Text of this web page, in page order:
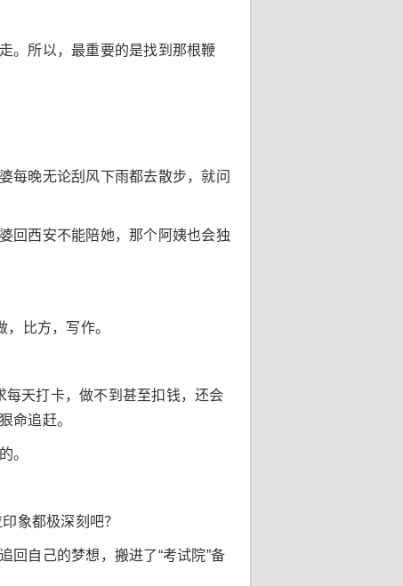
。所以，最重要的是找到那根鞭
每晚无论刮风下雨都去散步，就问
回西安不能陪她，那个阿姨也会独
比方，写作。
天打卡，做不到甚至扣钱，还会
命追赶。
。
象都极深刻吧？
回自己的梦想，搬进了“考试院”备